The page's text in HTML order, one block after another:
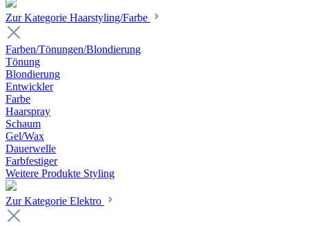
Zur Kategorie Haarstyling/Farbe
Farben/Tönungen/Blondierung
Tönung
Blondierung
Entwickler
Farbe
Haarspray
Schaum
Gel/Wax
Dauerwelle
Farbfestiger
Weitere Produkte Styling
Zur Kategorie Elektro